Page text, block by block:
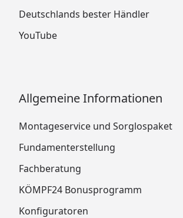
Deutschlands bester Händler
YouTube
Allgemeine Informationen
Montageservice und Sorglospaket
Fundamenterstellung
Fachberatung
KÖMPF24 Bonusprogramm
Konfiguratoren